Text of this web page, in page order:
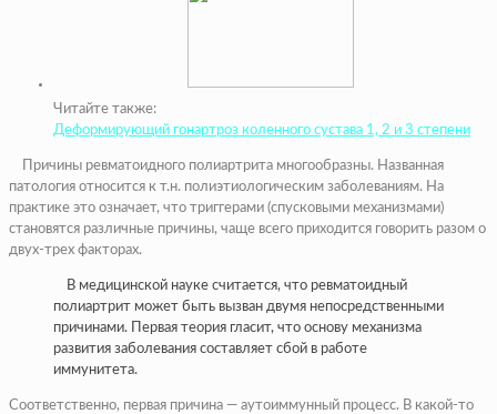
Читайте также:
Деформирующий гонартроз коленного сустава 1, 2 и 3 степени
Причины ревматоидного полиартрита многообразны. Названная
патология относится к т.н. полиэтиологическим заболеваниям. На
практике это означает, что триггерами (спусковыми механизмами)
становятся различные причины, чаще всего приходится говорить разом о
двух-трех факторах.
В медицинской науке считается, что ревматоидный
полиартрит может быть вызван двумя непосредственными
причинами. Первая теория гласит, что основу механизма
развития заболевания составляет сбой в работе
иммунитета.
Соответственно, первая причина — аутоиммунный процесс. В какой-то